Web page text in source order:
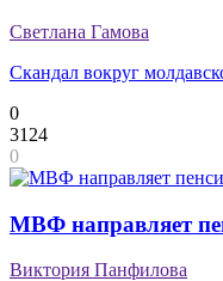
Светлана Гамова
Скандал вокруг
0
3124
0
МВФ направляет
Виктория Панфилова